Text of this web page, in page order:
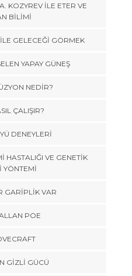
KOZYREV İLE ETER VE
BİLİMİ
GELECEĞİ GÖRMEK
YAPAY GÜNEŞ
NEDİR?
ÇALIŞIR?
DENEYLERİ
HASTALIĞI VE GENETİK
YÖNTEMİ
GARİPLİK VAR
POE
GİZLİ GÜCÜ